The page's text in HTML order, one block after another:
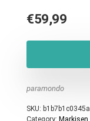
€59,99
paramondo
SKU: b1b7b1c0345a
Category: Markisen